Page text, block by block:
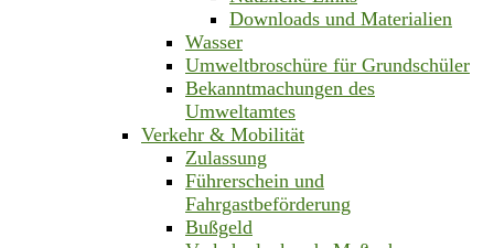
Downloads und Materialien
Wasser
Umweltbroschüre für Grundschüler
Bekanntmachungen des
Umweltamtes
Verkehr & Mobilität
Zulassung
Führerschein und
Fahrgastbeförderung
Bußgeld